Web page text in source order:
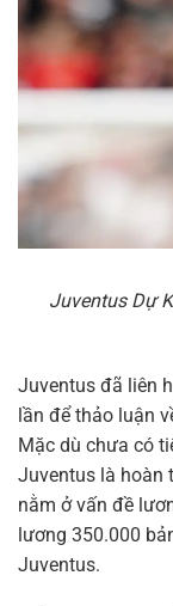
Juventus Dự
Juventus đã liên
lần để thảo luận
Mặc dù chưa có
Juventus là hoàn
nằm ở vấn đề
lương 350.000
Juventus.